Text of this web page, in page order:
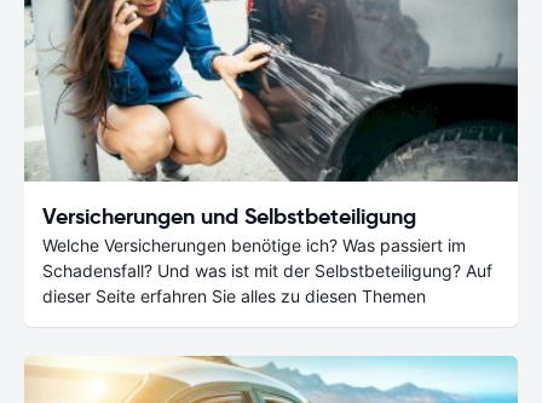
Versicherungen und Selbstbeteiligung
Welche Versicherungen benötige ich? Was passiert im
Schadensfall? Und was ist mit der Selbstbeteiligung? Auf
dieser Seite erfahren Sie alles zu diesen Themen